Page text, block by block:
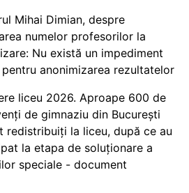
Mihai Dimian, despre
numelor profesorilor la
Nu există un impediment
anonimizarea rezultatelor
liceu 2026. Aproape 600 de
de gimnaziu din București
redistribuiți la liceu, după ce au
la etapa de soluționare a
speciale - document